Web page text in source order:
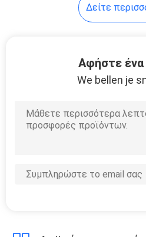
Δείτε
Αφήστε ένα
We bellen je